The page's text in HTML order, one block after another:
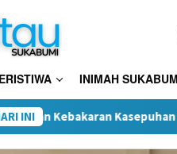
INIMAH
INI Cipta Mulia Ditata